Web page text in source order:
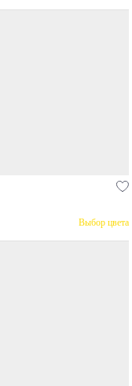
Выбор цвета